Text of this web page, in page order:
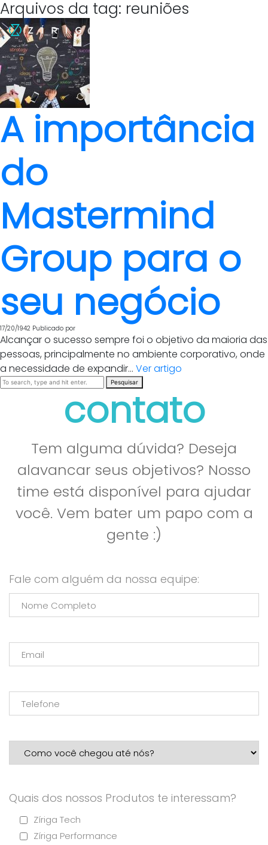
Arquivos da tag: reuniões
A importância
do
Mastermind
Group para o
seu negócio
17/20/1942 Publicado por
Alcançar o sucesso sempre foi o objetivo da maioria das
pessoas, principalmente no ambiente corporativo, onde
a necessidade de expandir... Ver artigo
Pesquisar
contato
Tem alguma dúvida? Deseja
alavancar seus objetivos? Nosso
time está disponível para ajudar
você. Vem bater um papo com a
gente :)
Fale com alguém da nossa equipe:
Quais dos nossos Produtos te interessam?
Zíriga Tech
Zíriga Performance